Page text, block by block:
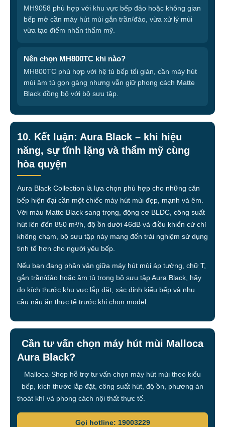
MH9058 phù hợp với khu vực bếp đảo hoặc không gian
bếp mở cần máy hút mùi gắn trần/đảo, vừa xử lý mùi
vừa tạo điểm nhấn thẩm mỹ.
Nên chọn MH800TC khi nào?
MH800TC phù hợp với hệ tủ bếp tối giản, cần máy hút
mùi âm tủ gọn gàng nhưng vẫn giữ phong cách Matte
Black đồng bộ với bộ sưu tập.
10. Kết luận: Aura Black – khi hiệu
năng, sự tĩnh lặng và thẩm mỹ cùng
hòa quyện
Aura Black Collection là lựa chọn phù hợp cho những căn
bếp hiện đại cần một chiếc máy hút mùi đẹp, mạnh và êm.
Với màu Matte Black sang trọng, động cơ BLDC, công suất
hút lên đến 850 m³/h, độ ồn dưới 46dB và điều khiển cử chỉ
không chạm, bộ sưu tập này mang đến trải nghiệm sử dụng
tinh tế hơn cho người yêu bếp.
Nếu bạn đang phân vân giữa máy hút mùi áp tường, chữ T,
gắn trần/đảo hoặc âm tủ trong bộ sưu tập Aura Black, hãy
đo kích thước khu vực lắp đặt, xác định kiểu bếp và nhu
cầu nấu ăn thực tế trước khi chọn model.
Cần tư vấn chọn máy hút mùi Malloca
Aura Black?
Malloca-Shop hỗ trợ tư vấn chọn máy hút mùi theo kiểu
bếp, kích thước lắp đặt, công suất hút, độ ồn, phương án
thoát khí và phong cách nội thất thực tế.
Gọi hotline: 19003229